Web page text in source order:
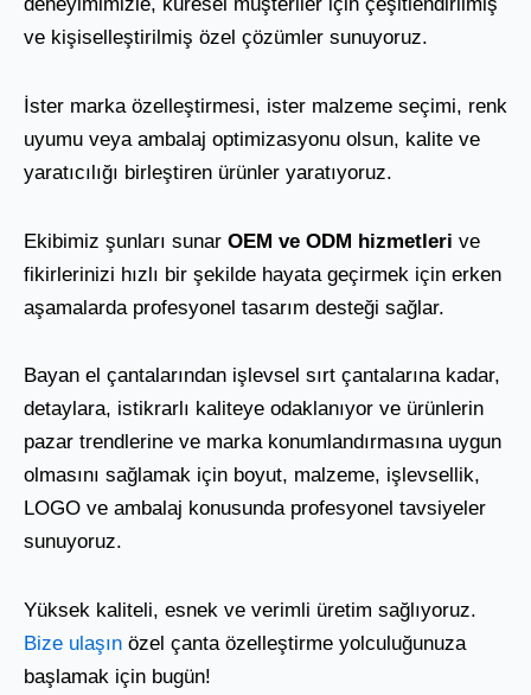
ve kişiselleştirilmiş özel çözümler sunuyoruz.
İster marka özelleştirmesi, ister malzeme seçimi, renk
uyumu veya ambalaj optimizasyonu olsun, kalite ve
yaratıcılığı birleştiren ürünler yaratıyoruz.
Ekibimiz şunları sunar OEM ve ODM hizmetleri ve
fikirlerinizi hızlı bir şekilde hayata geçirmek için erken
aşamalarda profesyonel tasarım desteği sağlar.
Bayan el çantalarından işlevsel sırt çantalarına kadar,
detaylara, istikrarlı kaliteye odaklanıyor ve ürünlerin
pazar trendlerine ve marka konumlandırmasına uygun
olmasını sağlamak için boyut, malzeme, işlevsellik,
LOGO ve ambalaj konusunda profesyonel tavsiyeler
sunuyoruz.
Yüksek kaliteli, esnek ve verimli üretim sağlıyoruz.
Bize ulaşın özel çanta özelleştirme yolculuğunuza
başlamak için bugün!